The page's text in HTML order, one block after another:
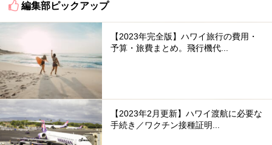
編集部ピックアップ
【2023年完全版】ハワイ旅行の費用・
予算・旅費まとめ。飛行機代...
【2023年2月更新】ハワイ渡航に必要な
手続き／ワクチン接種証明...